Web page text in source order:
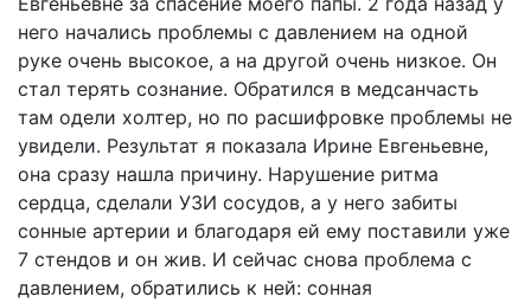
него начались проблемы с давлением на одной
руке очень высокое, а на другой очень низкое. Он
стал терять сознание. Обратился в медсанчасть
там одели холтер, но по расшифровке проблемы не
увидели. Результат я показала Ирине Евгеньевне,
она сразу нашла причину. Нарушение ритма
сердца, сделали УЗИ сосудов, а у него забиты
сонные артерии и благодаря ей ему поставили уже
7 стендов и он жив. И сейчас снова проблема с
давлением, обратились к ней: сонная